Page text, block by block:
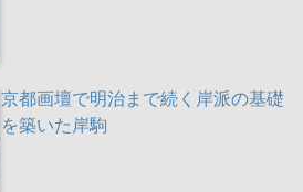
京都画壇で明治まで続く岸派の基礎
を築いた岸駒